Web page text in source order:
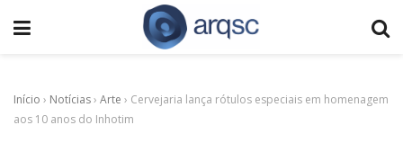
Início › Notícias› Arte › Cervejaria lança rótulos especiais em homenagem
aos 10 anos do Inhotim